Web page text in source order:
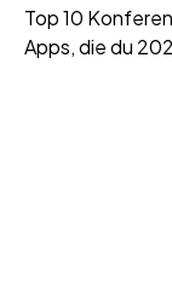
Top 10
Apps, die du